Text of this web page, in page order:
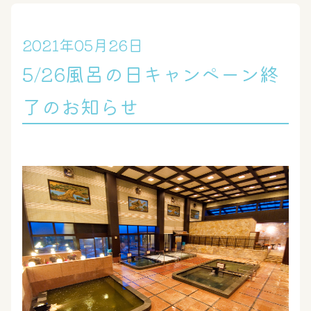
2021年05月26日
5/26風呂の日キャンペーン終
了のお知らせ